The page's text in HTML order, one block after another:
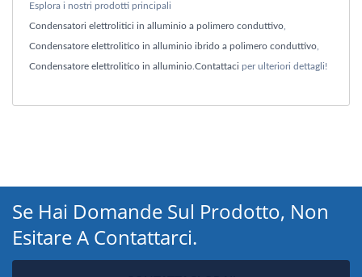
Esplora i nostri prodotti principali
Condensatori elettrolitici in alluminio a polimero conduttivo
Condensatore elettrolitico in alluminio ibrido a polimero conduttivo
Condensatore elettrolitico in alluminio Contattaci per ulteriori dettagli!
Se Hai Domande Sul Prodotto, Non
Esitare A Contattarci.